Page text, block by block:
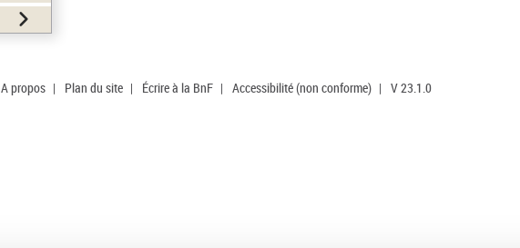
A propos | Plan du site | Écrire à la BnF | Accessibilité (non conforme) | V 23.1.0